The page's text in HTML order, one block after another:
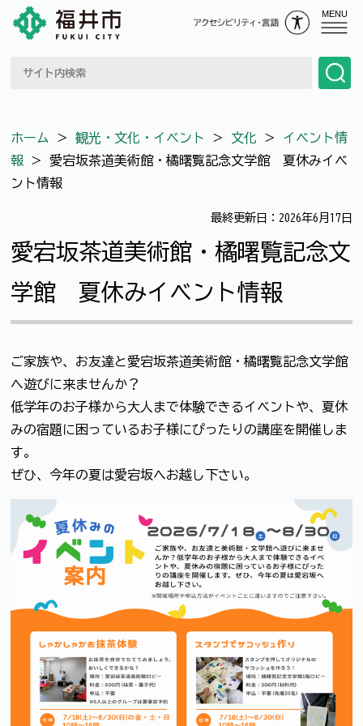
MENU
ホーム ＞ 観光・文化・イベント ＞ 文化 ＞ イベント情
報 ＞ 愛宕坂茶道美術館・橘曙覧記念文学館 夏休みイベ
ント情報
最終更新日：2026年6月17日
愛宕坂茶道美術館・橘曙覧記念文
学館 夏休みイベント情報
ご家族や、お友達と愛宕坂茶道美術館・橘曙覧記念文学館
へ遊びに来ませんか？
低学年のお子様から大人まで体験できるイベントや、夏休
みの宿題に困っているお子様にぴったりの講座を開催しま
す。
ぜひ、今年の夏は愛宕坂へお越し下さい。